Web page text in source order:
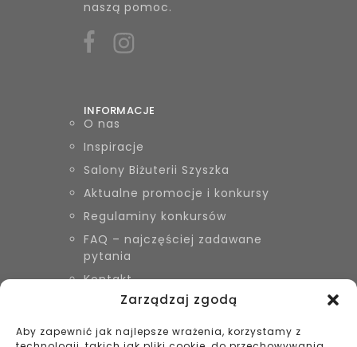
Zarządzaj zgodą
Aby zapewnić jak najlepsze wrażenia, korzystamy z
naszą pomoc.
INFORMACJE
O nas
Inspiracje
Salony Biżuterii Szyszka
Aktualne promocje i konkursy
Regulaminy konkursów
FAQ – najczęściej zadawane
pytania
Kontakt
KONTAKT